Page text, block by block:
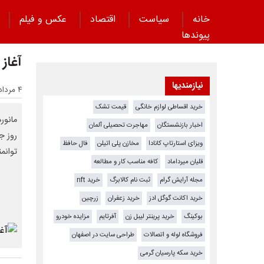
خانه سیاست اقتصاد
عکس و فیلم
پیوند‌ها
۴ مرداد ۱۴۰۴ - ۱۱:۲۱
روز
نیازمندیها
خرید اقساطی لوازم خانگی
قیمت تشک
اخبار بازنشستگان
مهاجرت تحصیلی آلمان
ویزای استارتاپ کانادا
مخازن پلی اتیلن
فال حافظ
قلیان میرداماد
کافه مناسب کار و مطالعه
مجله آرایش گرام
ثبت نام کالابرگ
خرید nft
خرید اکانت گوگل ادز
خرید زعفران
زرچین
بوکینگ
خرید پرینتر لیبل زن آفرتایم
مزایده خودرو
فروشگاه لوله و اتصالات
طراحی سایت در اصفهان
خرید سکه پارسیان گرمی